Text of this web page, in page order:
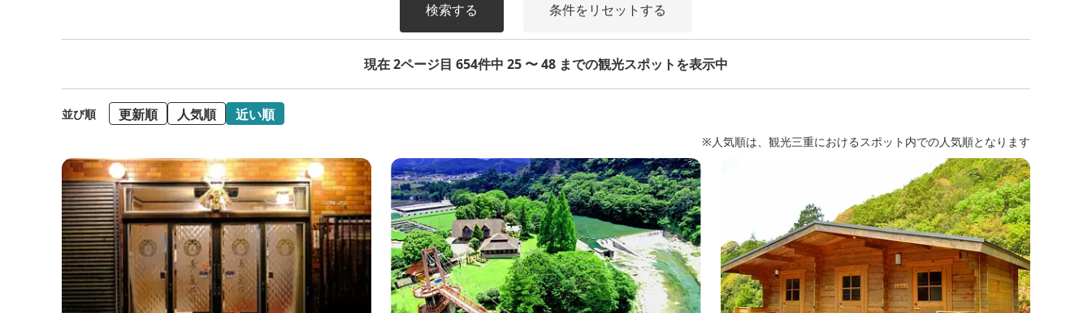
検索する 条件をリセットする
現在 2ページ目 654件中 25 〜 48 までの観光スポットを表示中
並び順 更新順 人気順 近い順
※人気順は、観光三重におけるスポット内での人気順となります